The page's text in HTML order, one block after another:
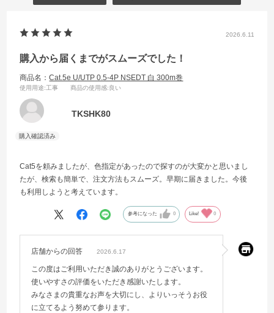
2026.6.11
購入から届くまでがスムーズでした！
商品名：Cat.5e U/UTP 0.5-4P NSEDT 白 300m巻
使用用途:工事 商品の使用感:良い
TKSHK80
Cat5を頼みましたが、色指定があったので探すのが大変かと思いまし
たが、検索も簡単で、注文方法もスムーズ。早期に届きました。今後
も利用しようと考えています。
参考になった 0 Like! 0
店舗からの回答 2026.6.17
この度はご利用いただき誠のありがとうございます。
使いやすさの評価をいただき感謝いたします。
みなさまの貴重なお声を大切にし、よりいっそうお役
に立てるよう努めて参ります。